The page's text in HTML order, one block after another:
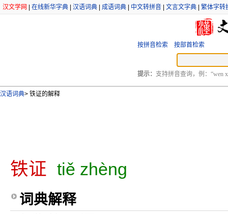
汉文学网 在线新华字典 汉语词典 成语词典 中文转拼音 文言文字典 繁体字转
按拼音检索 按部首检索
提示： 支持拼音查询，例：“wen
汉语词典> 铁证的解释
铁证 tiě zhèng
词典解释